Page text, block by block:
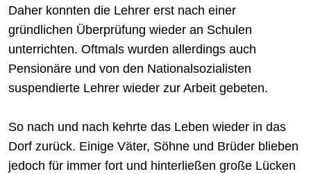
Daher konnten die Lehrer erst nach einer
gründlichen Überprüfung wieder an Schulen
unterrichten. Oftmals wurden allerdings auch
Pensionäre und von den Nationalsozialisten
suspendierte Lehrer wieder zur Arbeit gebeten.
So nach und nach kehrte das Leben wieder in das
Dorf zurück. Einige Väter, Söhne und Brüder blieben
jedoch für immer fort und hinterließen große Lücken